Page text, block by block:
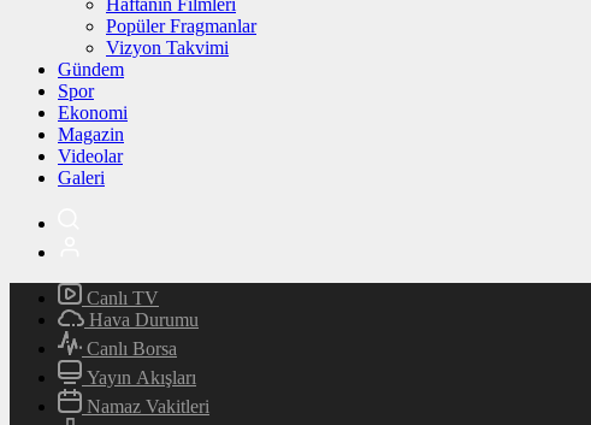
Haftanın Filmleri
Popüler Fragmanlar
Vizyon Takvimi
Gündem
Spor
Ekonomi
Magazin
Videolar
Galeri
Canlı TV
Hava Durumu
Canlı Borsa
Yayın Akışları
Namaz Vakitleri